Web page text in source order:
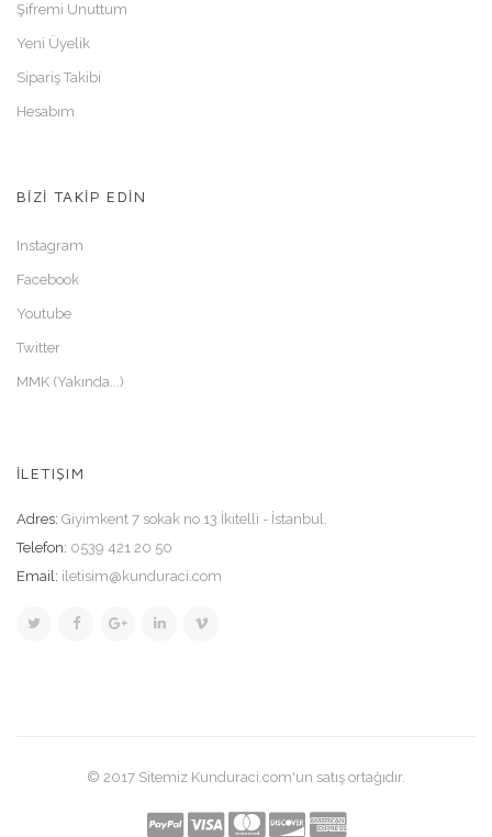
Şifremi Unuttum
Yeni Üyelik
Sipariş Takibi
Hesabım
BİZİ TAKİP EDİN
Instagram
Facebook
Youtube
Twitter
MMK (Yakında...)
İLETIŞIM
Adres: Giyimkent 7 sokak no 13 İkitelli - İstanbul.
Telefon: 0539 421 20 50
Email: iletisim@kunduraci.com
© 2017 Sitemiz Kunduraci.com'un satış ortağıdır.